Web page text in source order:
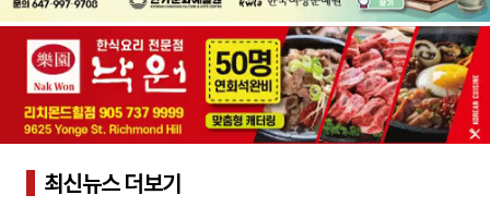
최신뉴스 더보기